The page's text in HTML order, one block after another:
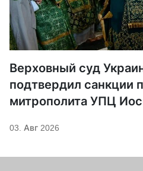
Верховный суд
подтвердил санкции
митрополита УПЦ
03. Авг 2026